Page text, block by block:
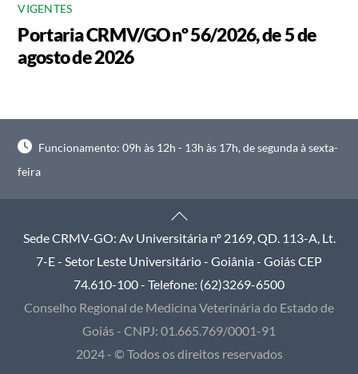
VIGENTES
Portaria CRMV/GO nº 56/2026, de 5 de
agosto de 2026
Funcionamento: 09h às 12h - 13h às 17h, de segunda à sexta-
feira
Back
To
Top
Sede CRMV-GO: Av Universitária nº 2169, QD. 113-A, Lt.
7-E - Setor Leste Universitário - Goiânia - Goiás CEP
74.610-100 - Telefone: (62)3269-6500
Conselho Regional de Medicina Veterinária do Estado de
Goiás - CNPJ: 01.665.769/0001-91
2024 - © Todos os direitos reservados